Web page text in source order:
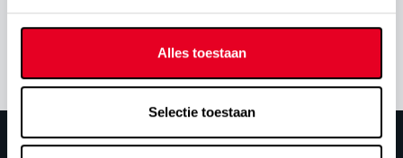
Alles toestaan
Selectie toestaan